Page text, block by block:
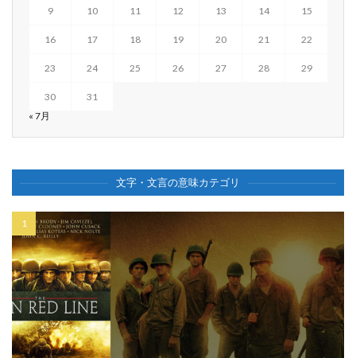
9 10 11 12 13 14 15
16 17 18 19 20 21 22
23 24 25 26 27 28 29
30
31
« 7月
文字・文言の意味カテゴリ